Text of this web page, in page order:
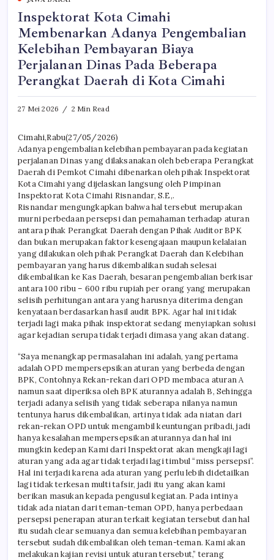
Inspektorat Kota Cimahi
Membenarkan Adanya Pengembalian
Kelebihan Pembayaran Biaya
Perjalanan Dinas Pada Beberapa
Perangkat Daerah di Kota Cimahi
27 Mei 2026 2 Min Read
Cimahi,Rabu(27/05/2026)
Adanya pengembalian kelebihan pembayaran pada kegiatan
perjalanan Dinas yang dilaksanakan oleh beberapa Perangkat
Daerah di Pemkot Cimahi dibenarkan oleh pihak Inspektorat
Kota Cimahi yang dijelaskan langsung oleh Pimpinan
Inspektorat Kota Cimahi Risnandar, S.E,.
Risnandar mengungkapkan bahwa hal tersebut merupakan
murni perbedaan persepsi dan pemahaman terhadap aturan
antara pihak Perangkat Daerah dengan Pihak Auditor BPK
dan bukan merupakan faktor kesengajaan maupun kelalaian
yang dilakukan oleh pihak Perangkat Daerah dan Kelebihan
pembayaran yang harus dikembalikan sudah selesai
dikembalikan ke Kas Daerah, besaran pengembalian berkisar
antara 100 ribu – 600 ribu rupiah per orang yang merupakan
selisih perhitungan antara yang harusnya diterima dengan
kenyataan berdasarkan hasil audit BPK. Agar hal ini tidak
terjadi lagi maka pihak inspektorat sedang menyiapkan solusi
agar kejadian serupa tidak terjadi dimasa yang akan datang.
“Saya menangkap permasalahan ini adalah, yang pertama
adalah OPD mempersepsikan aturan yang berbeda dengan
BPK, Contohnya Rekan-rekan dari OPD membaca aturan A
namun saat diperiksa oleh BPK aturannya adalah B, Sehingga
terjadi adanya selisih yang tidak seberapa nilanya namun
tentunya harus dikembalikan, artinya tidak ada niatan dari
rekan-rekan OPD untuk mengambil keuntungan pribadi, jadi
hanya kesalahan mempersepsikan aturannya dan hal ini
mungkin kedepan Kami dari Inspektorat akan mengkaji lagi
aturan yang ada agar tidak terjadi lagi timbul “miss persepsi”.
Hal ini terjadi karena ada aturan yang perlu lebih didetailkan
lagi tidak terkesan multi tafsir, jadi itu yang akan kami
berikan masukan kepada pengusul kegiatan. Pada intinya
tidak ada niatan dari teman-teman OPD, hanya perbedaan
persepsi penerapan aturan terkait kegiatan tersebut dan hal
itu sudah clear semuanya dan semua kelebihan pembayaran
tersebut sudah dikembalikan oleh teman-teman. Kami akan
melakukan kajian revisi untuk aturan tersebut,” terang